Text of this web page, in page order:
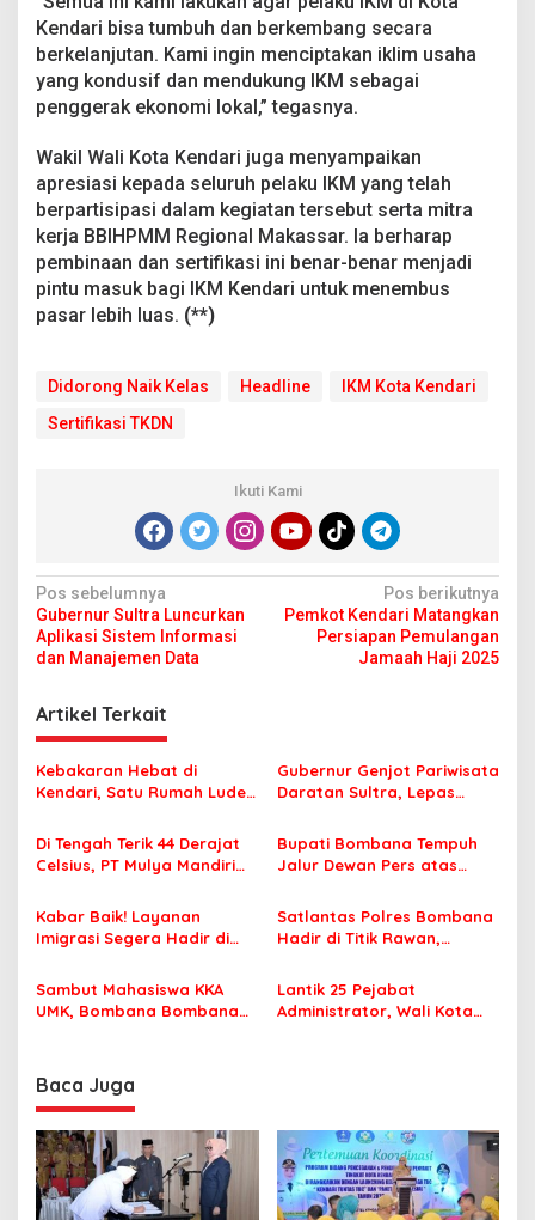
Kendari bisa tumbuh dan berkembang secara
berkelanjutan. Kami ingin menciptakan iklim usaha
yang kondusif dan mendukung IKM sebagai
penggerak ekonomi lokal,” tegasnya.
Wakil Wali Kota Kendari juga menyampaikan
apresiasi kepada seluruh pelaku IKM yang telah
berpartisipasi dalam kegiatan tersebut serta mitra
kerja BBIHPMM Regional Makassar. Ia berharap
pembinaan dan sertifikasi ini benar-benar menjadi
pintu masuk bagi IKM Kendari untuk menembus
pasar lebih luas. (**)
Didorong Naik Kelas Headline
IKM Kota Kendari
Sertifikasi TKDN
Ikuti Kami
N
a
v
i
g
a
s
i
p
s
Pos sebelumnya
Gubernur Sultra Luncurkan
Aplikasi Sistem Informasi
dan Manajemen Data
Pos berikutnya
Pemkot Kendari Matangkan
Persiapan Pemulangan
Jamaah Haji 2025
Artikel Terkait
Kebakaran Hebat di
Kendari, Satu Rumah Ludes
Gubernur Genjot Pariwisata
Daratan Sultra, Lepas
Tiga Kabupaten Unggulan
Di Tengah Terik 44 Derajat
Celsius, PT Mulya Mandiri
Jamaah Tetap Sehat dan
Nyaman Beribadah
Bupati Bombana Tempuh
Jalur Dewan Pers atas
Korupsi Jembatan Cirauci II
Kabar Baik! Layanan
Imigrasi Segera Hadir di
Perlu Lagi ke Kendari
Satlantas Polres Bombana
Hadir di Titik Rawan,
Sekolah dengan Aman
Sambut Mahasiswa KKA
UMK, Bombana Bombana
Lantik 25 Pejabat
Administrator, Wali Kota
Baca Juga